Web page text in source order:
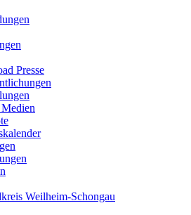
Presse
Weilheim-Schongau